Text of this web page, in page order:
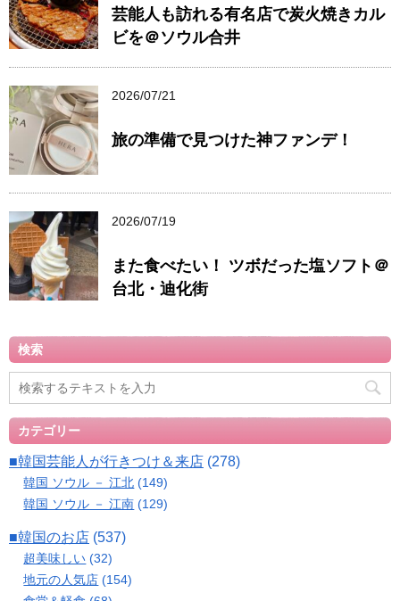
芸能人も訪れる有名店で炭火焼きカル
ビを＠ソウル合井
2026/07/21
旅の準備で見つけた神ファンデ！
2026/07/19
また食べたい！ ツボだった塩ソフト＠
台北・迪化街
検索
カテゴリー
■韓国芸能人が行きつけ＆来店 (278)
韓国 ソウル － 江北 (149)
韓国 ソウル － 江南 (129)
■韓国のお店 (537)
超美味しい (32)
地元の人気店 (154)